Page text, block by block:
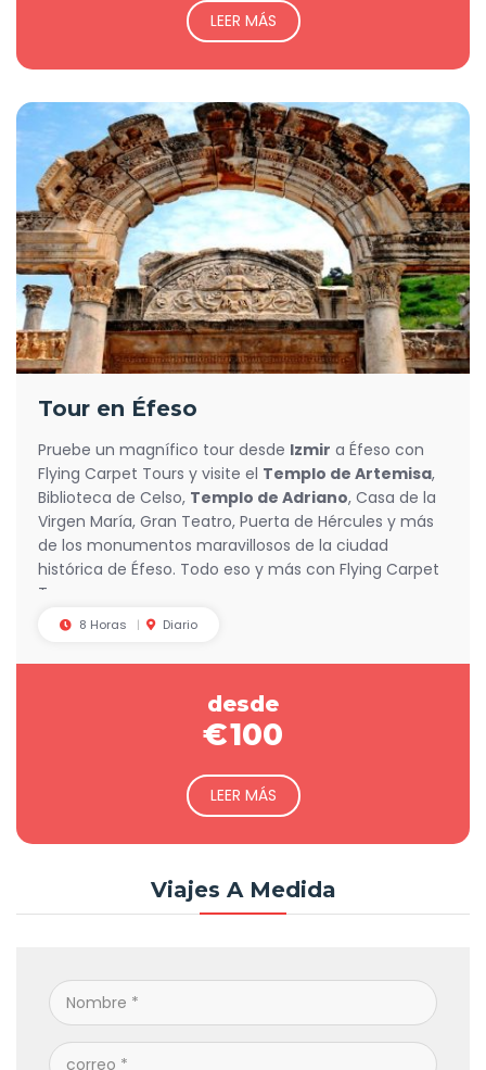
LEER MÁS
Tour en Éfeso
Pruebe un magnífico tour desde Izmir a Éfeso con
Flying Carpet Tours y visite el Templo de Artemisa,
Biblioteca de Celso, Templo de Adriano, Casa de la
Virgen María, Gran Teatro, Puerta de Hércules y más
de los monumentos maravillosos de la ciudad
histórica de Éfeso. Todo eso y más con Flying Carpet
Tours
8 Horas Diario
desde
€100
LEER MÁS
Viajes A Medida